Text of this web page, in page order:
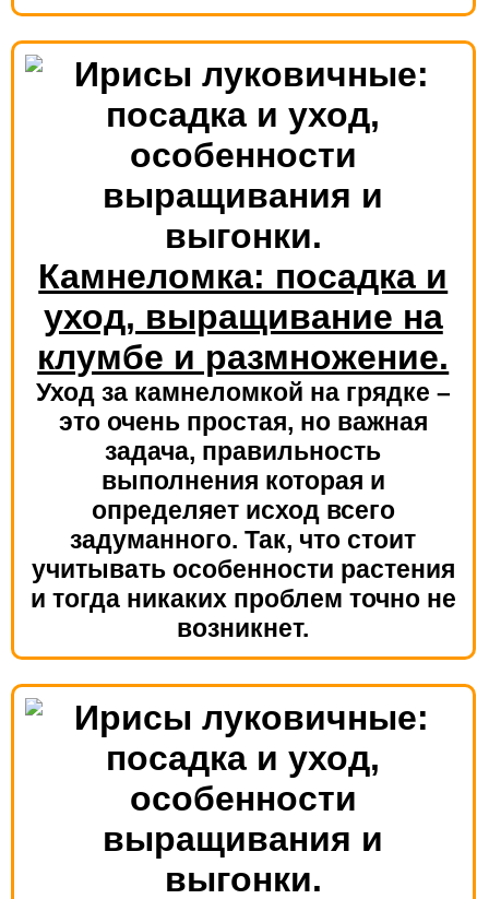
Камнеломка: посадка и
уход, выращивание на
клумбе и размножение.
Уход за камнеломкой на грядке –
это очень простая, но важная
задача, правильность
выполнения которая и
определяет исход всего
задуманного. Так, что стоит
учитывать особенности растения
и тогда никаких проблем точно не
возникнет.